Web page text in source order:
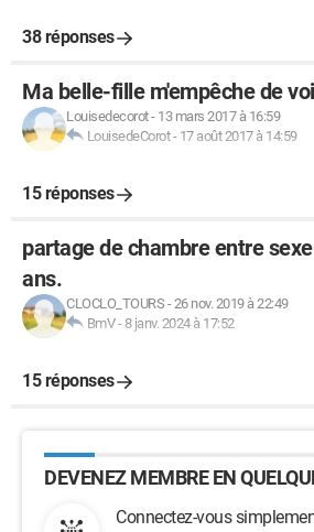
38 réponses
Ma belle-fille m'empêche de
Louisedecorot- 13 mars 2017 à 16:59
LouisedeCorot- 17 août 2017 à 14:59
15 réponses
partage de chambre entre
ans.
CLOCLO_TOURS -26 nov. 2019 à 22:49
BmV- 8 janv. 2024 à 17:52
15 réponses
DEVENEZ MEMBRE EN
Connectez-vous